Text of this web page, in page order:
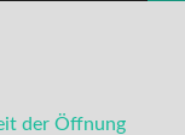
der Öffnung